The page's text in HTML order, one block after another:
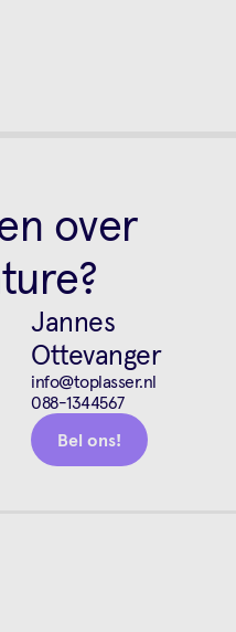
over
Jannes
Ottevanger
info@toplasser.nl
088-1344567
Bel ons!